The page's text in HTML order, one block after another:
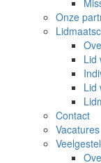
Onze
Lid
Lid
Contact
Vacatures